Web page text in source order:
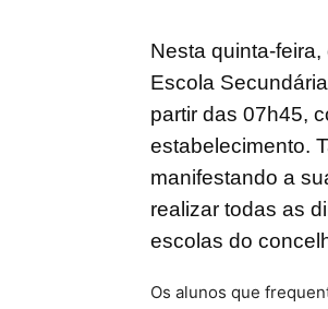
Nesta quinta-
Escola
partir das 07h45,
estabelecimento.
manifestando a
realizar todas as
escolas do
Os alunos que